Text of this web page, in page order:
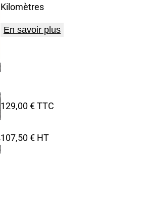
Kilomètres
En savoir plus
129,00 € TTC
107,50 € HT